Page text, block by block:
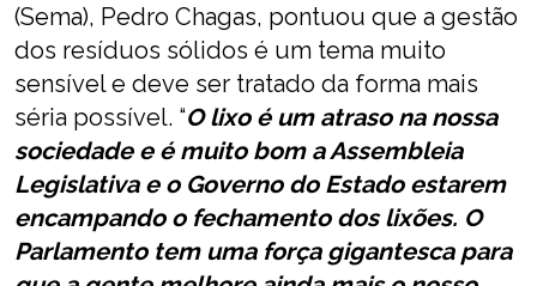
(Sema), Pedro Chagas, pontuou que a gestão
dos resíduos sólidos é um tema muito
sensível e deve ser tratado da forma mais
séria possível. “O lixo é um atraso na nossa
sociedade e é muito bom a Assembleia
Legislativa e o Governo do Estado estarem
encampando o fechamento dos lixões. O
Parlamento tem uma força gigantesca para